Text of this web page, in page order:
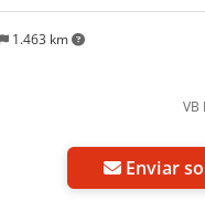
1.463 km
VB
Enviar